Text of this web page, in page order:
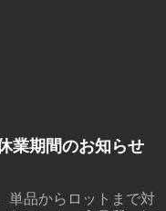
業期間のお知らせ
単品からロットまで対